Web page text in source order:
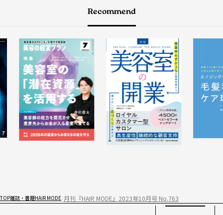
Recommend
TOP雑誌・書籍HAIR MODE 月刊『HAIR MODE』2023年10月号 No.763